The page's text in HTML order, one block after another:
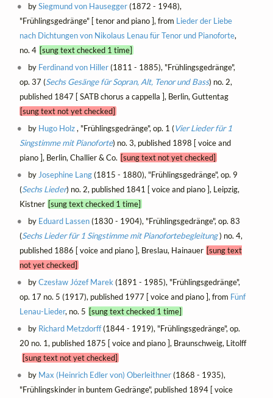
bySiegmund von Hausegger(1872 - 1948),
"Frühlingsgedränge" [ tenor and piano ], from Lieder der Liebe
nach Dichtungen von Nikolaus Lenau für Tenor und Pianoforte,
no. 4 [sung text checked 1 time]
by Ferdinand von Hiller(1811 - 1885), "Frühlingsgedränge",
op. 37 (Sechs Gesänge für Sopran, Alt, Tenor und Bass) no. 2,
published 1847 [ SATB chorus a cappella ], Berlin, Guttentag
[sung text not yet checked]
by Hugo Holz, "Frühlingsgedränge", op. 1 (Vier Lieder für 1
Singstimme mit Pianoforte) no. 3, published 1898 [ voice and
piano ], Berlin, Challier & Co. [sung text not yet checked]
by Josephine Lang(1815 - 1880), "Frühlingsgedränge", op. 9
(Sechs Lieder) no. 2, published 1841 [ voice and piano ], Leipzig,
Kistner [sung text checked 1 time]
by Eduard Lassen(1830 - 1904), "Frühlingsgedränge", op. 83
(Sechs Lieder für 1 Singstimme mit Pianofortebegleitung) no. 4,
published 1886 [ voice and piano ], Breslau, Hainauer [sung text
not yet checked]
byCzesław Józef Marek (1891 - 1985), "Frühlingsgedränge",
op. 17 no. 5 (1917), published 1977 [ voice and piano ], from Fünf
Lenau-Lieder, no. 5 [sung text checked 1 time]
by Richard Metzdorff(1844 - 1919), "Frühlingsgedränge", op.
20 no. 1, published 1875 [ voice and piano ], Braunschweig, Litolff
[sung text not yet checked]
by Max (Heinrich Edler von) Oberleithner(1868 - 1935),
"Frühlingskinder in buntem Gedränge", published 1894 [ voice